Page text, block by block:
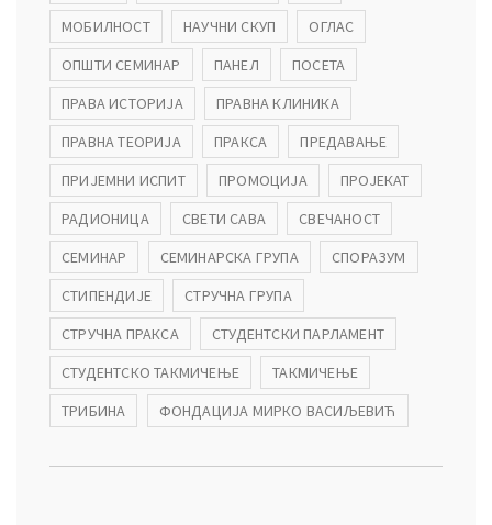
МОБИЛНОСТ
НАУЧНИ СКУП
ОГЛАС
ОПШТИ СЕМИНАР
ПАНЕЛ
ПОСЕТА
ПРАВА ИСТОРИЈА
ПРАВНА КЛИНИКА
ПРАВНА ТЕОРИЈА
ПРАКСА
ПРЕДАВАЊЕ
ПРИЈЕМНИ ИСПИТ
ПРОМОЦИЈА
ПРОЈЕКАТ
РАДИОНИЦА
СВЕТИ САВА
СВЕЧАНОСТ
СЕМИНАР
СЕМИНАРСКА ГРУПА
СПОРАЗУМ
СТИПЕНДИЈЕ
СТРУЧНА ГРУПА
СТРУЧНА ПРАКСА
СТУДЕНТСКИ ПАРЛАМЕНТ
СТУДЕНТСКО ТАКМИЧЕЊЕ
ТАКМИЧЕЊЕ
ТРИБИНА
ФОНДАЦИЈА МИРКО ВАСИЉЕВИЋ